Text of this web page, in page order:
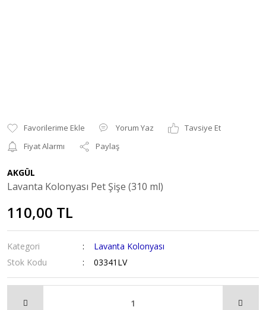
Yorum Yaz
Tavsiye Et
Fiyat Alarmı
Paylaş
AKGÜL
Lavanta Kolonyası Pet Şişe (310 ml)
110,00 TL
Kategori
Lavanta Kolonyası
Stok Kodu
03341LV